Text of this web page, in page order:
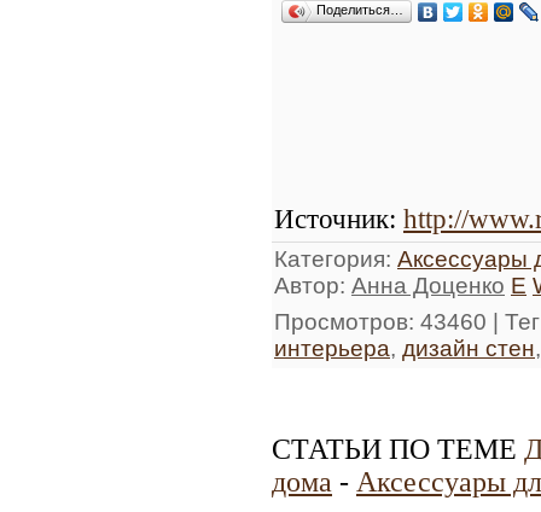
Поделиться…
Источник: http://
Категория: Аксессуары
Автор: Анна Доценко E
Просмотров: 43460 |
интерьера, дизайн стен
СТАТЬИ ПО ТЕМЕ
дома - Аксессуары